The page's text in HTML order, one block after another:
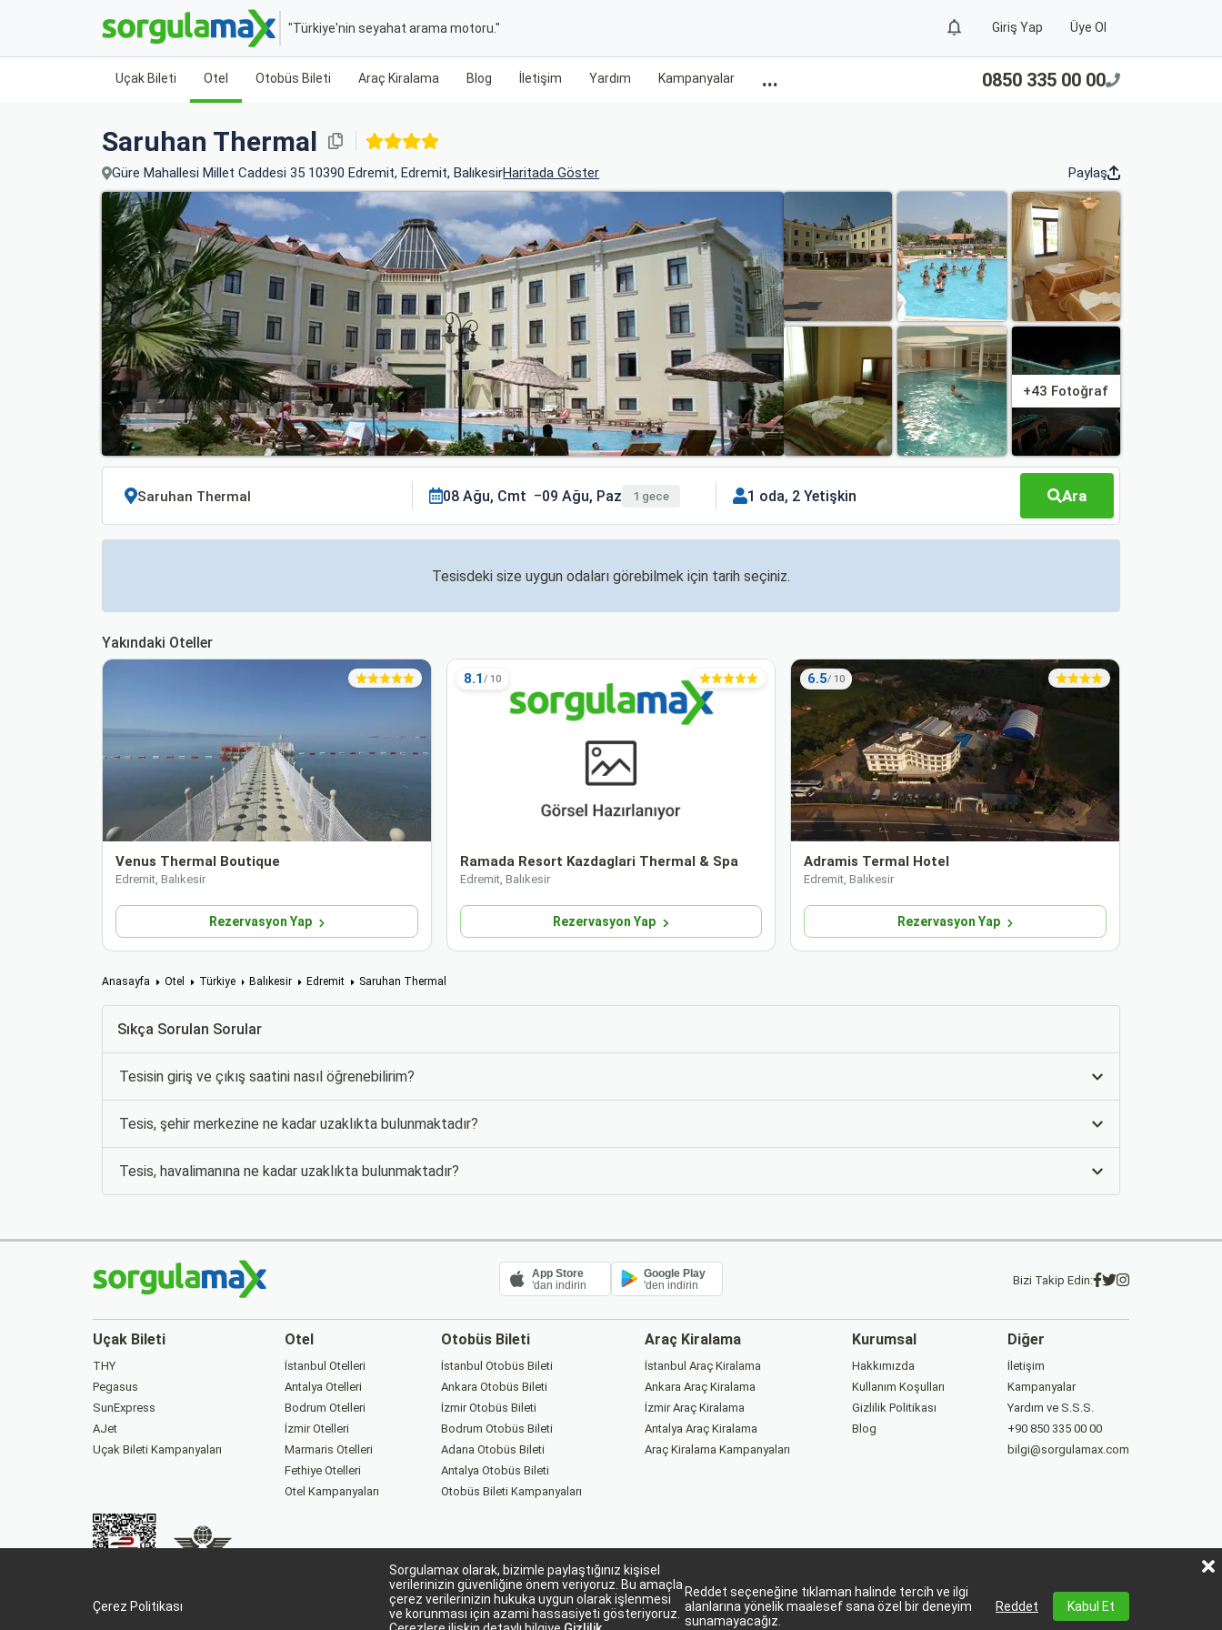
Çerez Politikası
Sorgulamax olarak, bizimle paylaştığınız kişisel
verilerinizin güvenliğine önem veriyoruz. Bu amaçla
çerez verilerinizin hukuka uygun olarak işlenmesi
ve korunması için azami hassasiyeti gösteriyoruz.
Reddet seçeneğine tıklaman halinde tercih ve ilgi
alanlarına yönelik maalesef sana özel bir deneyim
sunamayacağız.
Reddet Kabul Et
"Türkiye'nin seyahat arama motoru." Giriş Yap Üye Ol
Uçak Bileti Otel Otobüs Bileti Araç Kiralama Blog İletişim Yardım Kampanyalar ... 0850 335 00 00
Saruhan Thermal
Güre Mahallesi Millet Caddesi 35 10390 Edremit, Edremit, BalıkesirHaritada Göster Paylaş
+43 Fotoğraf
08 Ağu, Cmt 09 Ağu, Paz 1 gece 1 oda, 2 Yetişkin Ara
Tesisdeki size uygun odaları görebilmek için tarih seçiniz.
Yakındaki Oteller
Venus Thermal Boutique
Edremit, Balıkesir
Rezervasyon Yap
8.1
Ramada Resort Kazdaglari Thermal & Spa
Edremit, Balıkesir
Rezervasyon Yap
6.5
Adramis Termal Hotel
Edremit, Balıkesir
Rezervasyon Yap
Anasayfa Otel Türkiye Balıkesir Edremit Saruhan Thermal
Sıkça Sorulan Sorular
Tesisin giriş ve çıkış saatini nasıl öğrenebilirim?
Tesis, şehir merkezine ne kadar uzaklıkta bulunmaktadır?
Tesis, havalimanına ne kadar uzaklıkta bulunmaktadır?
App Store
'dan indirin
Google Play
'den indirin Bizi Takip Edin:
Uçak Bileti
THY
Pegasus
SunExpress
AJet
Uçak Bileti Kampanyaları
Otel
İstanbul Otelleri
Antalya Otelleri
Bodrum Otelleri
İzmir Otelleri
Marmaris Otelleri
Fethiye Otelleri
Otel Kampanyaları
Otobüs Bileti
İstanbul Otobüs Bileti
Ankara Otobüs Bileti
İzmir Otobüs Bileti
Bodrum Otobüs Bileti
Adana Otobüs Bileti
Antalya Otobüs Bileti
Otobüs Bileti Kampanyaları
Araç Kiralama
İstanbul Araç Kiralama
Ankara Araç Kiralama
İzmir Araç Kiralama
Antalya Araç Kiralama
Araç Kiralama Kampanyaları
Kurumsal
Hakkımızda
Kullanım Koşulları
Gizlilik Politikası
Blog
Diğer
İletişim
Kampanyalar
Yardım ve S.S.S.
+90 850 335 00 00
bilgi@sorgulamax.com
Sorgulamax Turizim, TURSAB Belge No: 15863